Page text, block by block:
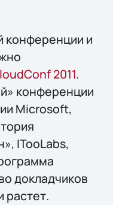
конференции и
2011.
конференции
Microsoft,
ITooLabs,
докладчиков
растет.